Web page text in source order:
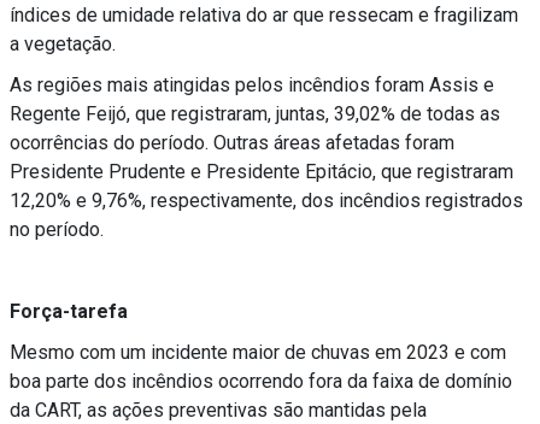
índices de umidade relativa do ar que ressecam e fragilizam
a vegetação.
As regiões mais atingidas pelos incêndios foram Assis e
Regente Feijó, que registraram, juntas, 39,02% de todas as
ocorrências do período. Outras áreas afetadas foram
Presidente Prudente e Presidente Epitácio, que registraram
12,20% e 9,76%, respectivamente, dos incêndios registrados
no período.
Força-tarefa
Mesmo com um incidente maior de chuvas em 2023 e com
boa parte dos incêndios ocorrendo fora da faixa de domínio
da CART, as ações preventivas são mantidas pela